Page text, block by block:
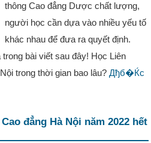
thông Cao đẳng Dược chất lượng,
người học cần dựa vào nhiều yếu tố
khác nhau để đưa ra quyết định.
bài viết sau đây! Học Liên
trong thời gian bao lâu?Дђб�Ќc
đẳng Hà Nội năm 2022 hết